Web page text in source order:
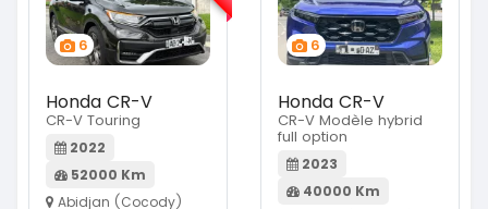
6
Honda CR-V
CR-V Touring
2022
52000 Km
Abidjan (Cocody)
6
Honda CR-V
CR-V Modèle hybrid
full option
2023
40000 Km